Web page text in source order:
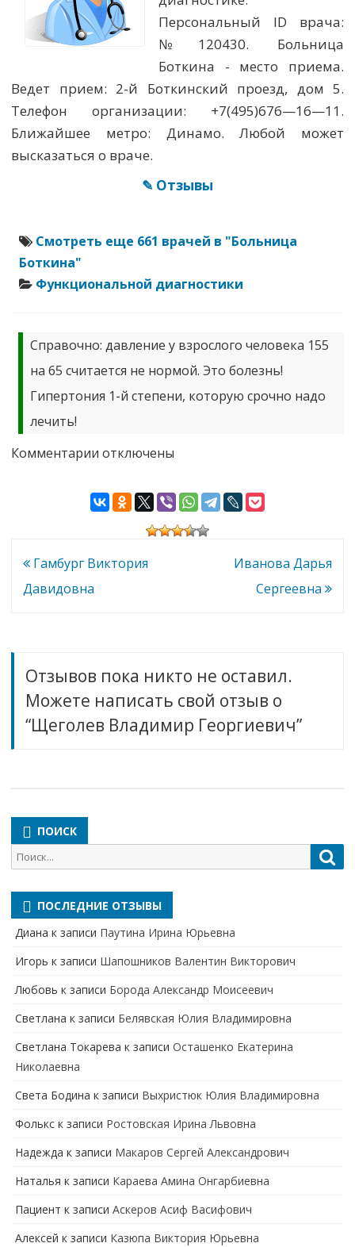
Персональный ID врача:
№120430. Больница
Боткина - место приема.
Ведет прием: 2-й Боткинский проезд, дом 5.
Телефон организации: +7(495)676—16—11.
Ближайшее метро: Динамо. Любой может
высказаться о враче.
✎ Отзывы
Смотреть еще 661 врачей в "Больница
Боткина"
Функциональной диагностики
Справочно: давление у взрослого человека 155
на 65 считается не нормой. Это болезнь!
Гипертония 1-й степени, которую срочно надо
лечить!
Комментарии к
Владимир
Георгиевич
отключены
Навигация
по
Гамбург Виктория
Давидовна
Иванова Дарья
Сергеевна
Отзывов пока никто не оставил.
Можете написать свой отзыв о
“Щеголев Владимир Георгиевич”
ПОИСК
Поиск
для:
ПОСЛЕДНИЕ ОТЗЫВЫ
Диана к записи Паутина Ирина Юрьевна
Игорь к записи Шапошников Валентин Викторович
Любовь к записи Борода Александр Моисеевич
Светлана к записи Белявская Юлия Владимировна
Cветлана Токарева к записи Осташенко Екатерина
Николаевна
Света Бодина к записи Выхристюк Юлия Владимировна
Фолькс к записи Ростовская Ирина Львовна
Надежда к записи Макаров Сергей Александрович
Наталья к записи Караева Амина Онгарбиевна
Пациент к записи Аскеров Асиф Васифович
Алексей к записи Казюпа Виктория Юрьевна